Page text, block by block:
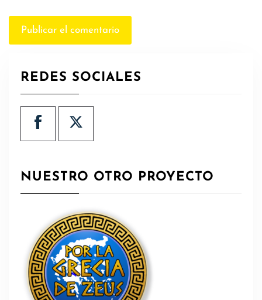
REDES SOCIALES
NUESTRO OTRO PROYECTO